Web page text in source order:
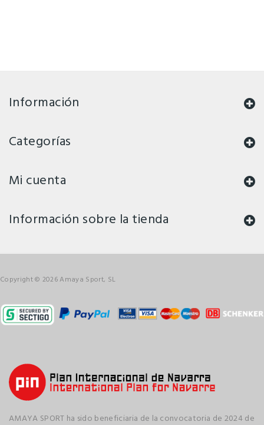
Información
Categorías
Mi cuenta
Información sobre la tienda
Copyright © 2026 Amaya Sport, SL
AMAYA SPORT ha sido beneficiaria de la convocatoria de 2024 de